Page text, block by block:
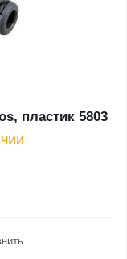
пластик 5803